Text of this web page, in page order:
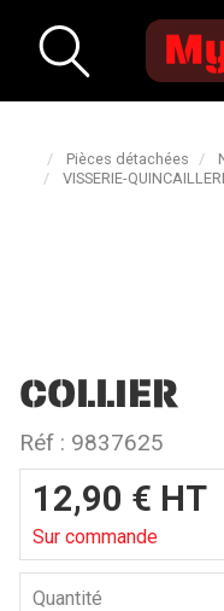
Pièces détachées
VISSERIE-
COLLIER
Réf : 9837625
12,90 € HT
Sur commande
Quantité